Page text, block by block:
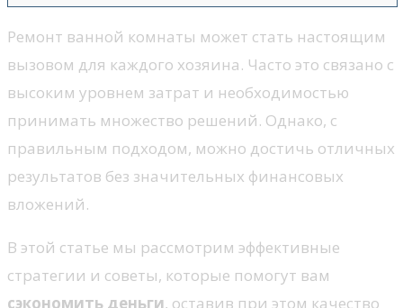
Ремонт ванной комнаты может стать настоящим
вызовом для каждого хозяина. Часто это связано с
высоким уровнем затрат и необходимостью
принимать множество решений. Однако, с
правильным подходом, можно достичь отличных
результатов без значительных финансовых
вложений.
В этой статье мы рассмотрим эффективные
стратегии и советы, которые помогут вам
сэкономить деньги, оставив при этом качество